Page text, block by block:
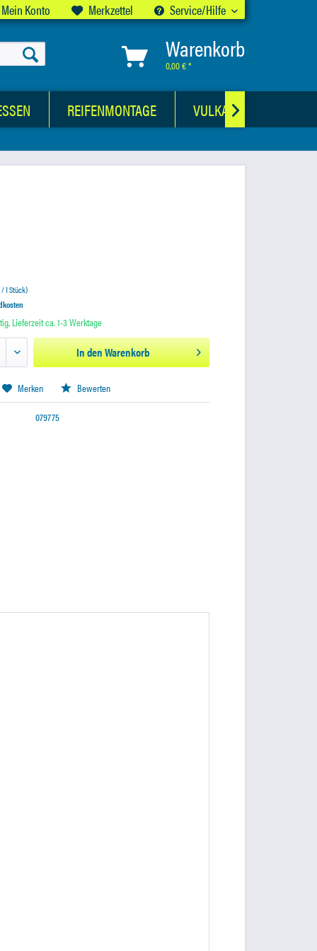
Mein Konto Merkzettel Service/Hilfe
Warenkorb
0,00 € *
REIFENMONTAGE 
1 Stück)
Lieferzeit ca. 1-3 Werktage
In denWarenkorb
Merken Bewerten
079775